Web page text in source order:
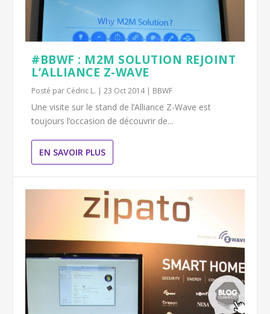
#BBWF : M2M SOLUTION REJOINT
L’ALLIANCE Z-WAVE
Posté par Cédric L. |23 Oct 2014| BBWF
Une visite sur le stand de l’Alliance Z-Wave est
toujours l’occasion de découvrir de...
EN SAVOIR PLUS